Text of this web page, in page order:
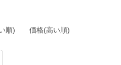
順) 価格(高い順)